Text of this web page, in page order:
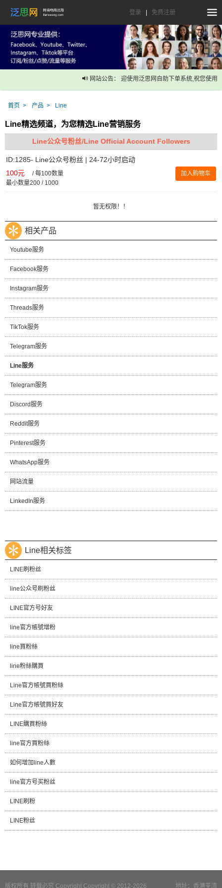
登录 免费注册
网站公告： 迎使用泛思网自助下单系统,祝您使用愉
首页 产品 Line
Line精选频道，为您精选Line营销服务
Line公众号粉丝/Line Official Account Followers
ID:1285- Line公众号粉丝 | 24-72小时启动
100元 /每100数量
最小数量200 / 1000
加入购物车
暂无权限！！
相关产品
Youtube服务
Facebook服务
Instagram服务
Threads服务
TikTok服务
Telegram服务
Line服务
Telegram服务
Discord服务
Reddit服务
Pinterest服务
WhatsApp服务
网站流量
LinkedIn服务
Line相关标签
LINE刷粉丝
line公众号刷粉丝
LINE官方号好友
line官方帳號增粉
line買粉絲
line粉絲購買
Line官方帳號買粉絲
Line官方帳號買好友
LINE購買粉絲
line官方買粉絲
如何增加line人數
line官方号买粉丝
LINE刷粉
LINE粉丝
地址：香港荃湾
版权所有 转载必究 Copyright Copyright © 2012-2026